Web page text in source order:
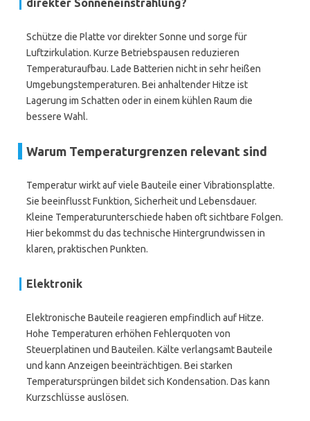
direkter Sonneneinstrahlung?
Schütze die Platte vor direkter Sonne und sorge für
Luftzirkulation. Kurze Betriebspausen reduzieren
Temperaturaufbau. Lade Batterien nicht in sehr heißen
Umgebungstemperaturen. Bei anhaltender Hitze ist
Lagerung im Schatten oder in einem kühlen Raum die
bessere Wahl.
Warum Temperaturgrenzen relevant sind
Temperatur wirkt auf viele Bauteile einer Vibrationsplatte.
Sie beeinflusst Funktion, Sicherheit und Lebensdauer.
Kleine Temperaturunterschiede haben oft sichtbare Folgen.
Hier bekommst du das technische Hintergrundwissen in
klaren, praktischen Punkten.
Elektronik
Elektronische Bauteile reagieren empfindlich auf Hitze.
Hohe Temperaturen erhöhen Fehlerquoten von
Steuerplatinen und Bauteilen. Kälte verlangsamt Bauteile
und kann Anzeigen beeinträchtigen. Bei starken
Temperatursprüngen bildet sich Kondensation. Das kann
Kurzschlüsse auslösen.